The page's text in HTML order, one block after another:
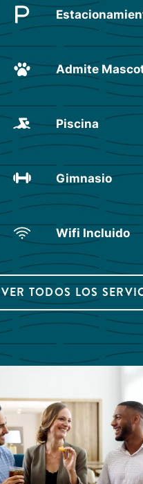
Admite
Piscina
Gimnasio
Wifi Incluido
VER TODOS LOS